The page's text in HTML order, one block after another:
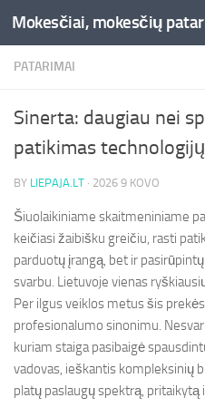
Skip to content
PATARIMAI
Sinerta: daugiau nei
patikimas
BY LIEPAJA.LT · 2026 9 KOVO
Šiuolaikiniame skaitmeniniame
keičiasi žaibišku greičiu, rasti
parduotų įrangą, bet ir
svarbu. Lietuvoje vienas
Per ilgus veiklos metus šis
profesionalumo sinonimu.
kuriam staiga pasibaigė
vadovas, ieškantis kompleksinių
platų paslaugų spektrą,